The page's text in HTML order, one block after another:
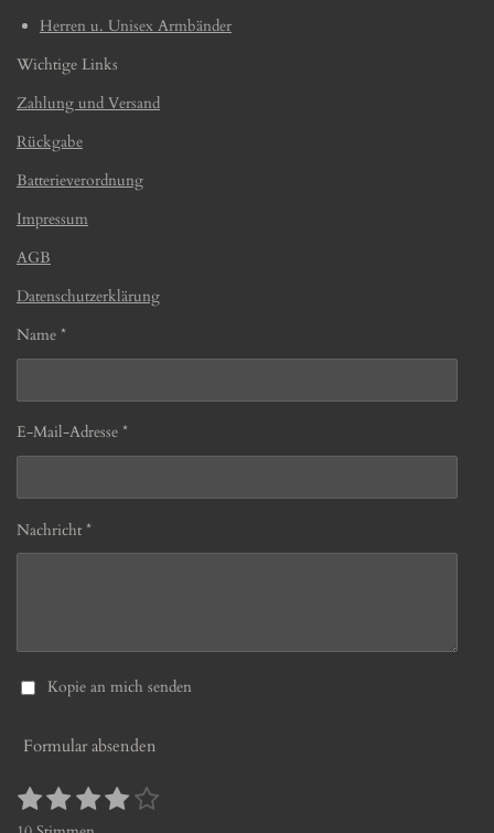
Herren u. Unisex Armbänder
Wichtige Links
Zahlung und Versand
Rückgabe
Batterieverordnung
Impressum
AGB
Datenschutzerklärung
Name *
E-Mail-Adresse *
Nachricht *
Kopie an mich senden
Formular absenden
B
e
1
S
2
S
3
S
4 5
B